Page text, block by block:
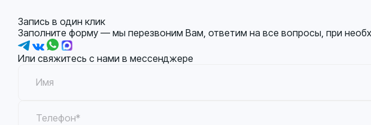
Запись в один клик
Заполните форму — мы перезвоним Вам, ответим на все вопросы, при
Или свяжитесь с нами в мессенджере
Имя
Телефон*